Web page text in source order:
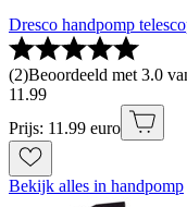
Dresco handpomp
(2)Beoordeeld met 3.0
11 .99
Prijs: 11.99 euro
Bekijk alles in handpomp